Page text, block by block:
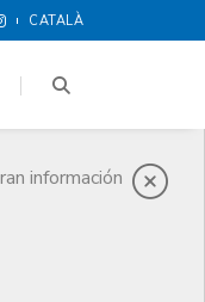
CATALÀ
información